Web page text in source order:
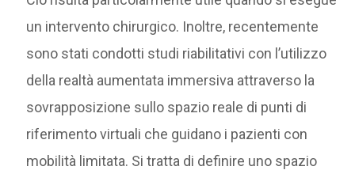
un intervento chirurgico. Inoltre, recentemente
sono stati condotti studi riabilitativi con l’utilizzo
della realtà aumentata immersiva attraverso la
sovrapposizione sullo spazio reale di punti di
riferimento virtuali che guidano i pazienti con
mobilità limitata. Si tratta di definire uno spazio